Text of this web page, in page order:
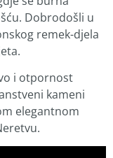
Dobrodošli u
remek-djela
i otpornost
kameni
elegantnom